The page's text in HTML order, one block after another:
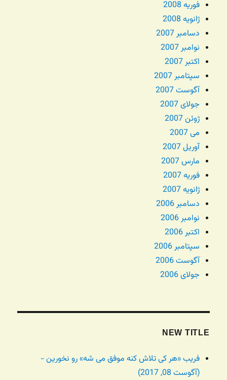
فوریه 2008
ژانویه 2008
دسامبر 2007
نوامبر 2007
اکتبر 2007
سپتامبر 2007
آگوست 2007
جولای 2007
ژوئن 2007
می 2007
آوریل 2007
مارس 2007
فوریه 2007
ژانویه 2007
دسامبر 2006
نوامبر 2006
اکتبر 2006
سپتامبر 2006
آگوست 2006
جولای 2006
NEW TITLE
فریب «هر کی تلاش کنه موفق می شه» رو نخورین -
(آگوست 08, 2017)